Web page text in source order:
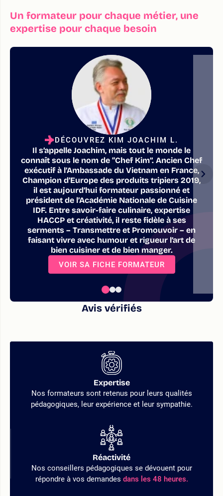
Un formateur pour chaque métier, une
expertise pour chaque besoin
DÉCOUVREZ KIM JOACHIM L.
Il s’appelle Joachim, mais tout le monde le
connaît sous le nom de “Chef Kim”. Ancien Chef
exécutif à l’Ambassade du Vietnam en France,
Champion d’Europe des produits tripiers 2019,
il est aujourd’hui formateur passionné et
président de l’Académie Nationale de Cuisine
IDF. Entre savoir-faire culinaire, expertise
HACCP et créativité, il reste fidèle à ses
serments – Transmettre et Promouvoir – en
faisant vivre avec humour et rigueur l’art de
bien cuisiner et de bien manger.
VOIR SA FICHE FORMATEUR
Avis vérifiés
Expertise
Nos formateurs sont retenus pour leurs qualités
pédagogiques, leur expérience et leur sympathie.
Réactivité
Nos conseillers pédagogiques se dévouent pour
répondre à vos demandes dans les 48 heures.